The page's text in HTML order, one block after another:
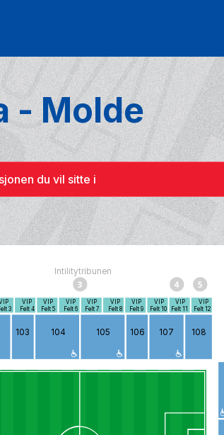
- Molde
du vil sitte i
103 104 105 106 107 108
3
VIP
Felt 4
VIP
Felt 5
VIP
Felt 6
VIP
Felt 7
VIP
Felt 8
VIP
Felt 9
VIP
Felt 10
VIP
Felt 11
VIP
Felt 12
Intilitytribunen